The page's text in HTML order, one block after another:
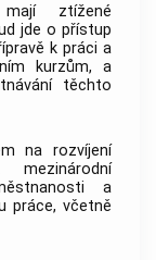
ztížené
jde o přístup
k práci a
kurzům, a
těchto
na rozvíjení
a
práce, včetně